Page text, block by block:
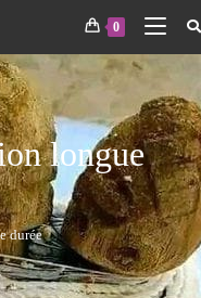
0
longue
durée